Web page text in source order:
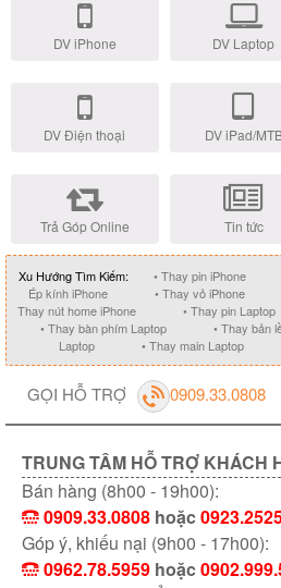
DV iPhone DV Laptop
DV Điện thoại DV iPad/
Trả Góp Online Tin tức
Xu Hướng Tìm Kiếm: • Thay pin iPhone
Ép kính iPhone
• Thay vỏ iPhone
Thay nút home iPhone
• Thay pin Laptop
• Thay bàn phím Laptop
• Thay bản
Laptop
• Thay main Laptop
GỌI HỖ TRỢ 0909.33.0808
TRUNG TÂM HỖ TRỢ KHÁCH
Bán hàng (8h00 - 19h00):
0909.33.0808 hoặc
Góp ý, khiếu nại (9h00 - 17h00):
0962.78.5959 hoặc